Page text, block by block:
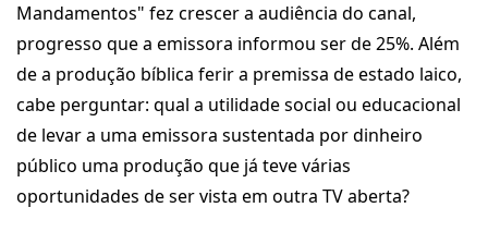
Mandamentos" fez crescer a audiência do canal,
progresso que a emissora informou ser de 25%. Além
de a produção bíblica ferir a premissa de estado laico,
cabe perguntar: qual a utilidade social ou educacional
de levar a uma emissora sustentada por dinheiro
público uma produção que já teve várias
oportunidades de ser vista em outra TV aberta?